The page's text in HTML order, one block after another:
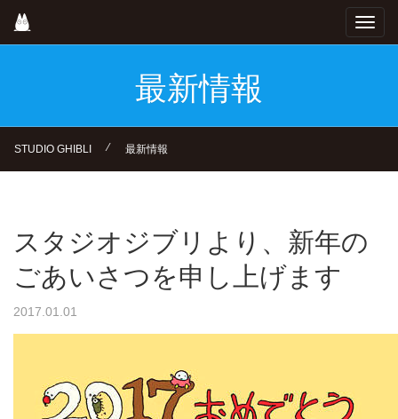
main
最新情報
STUDIO GHIBLI ⁄ 最新情報
スタジオジブリより、新年の
ごあいさつを申し上げます
2017.01.01